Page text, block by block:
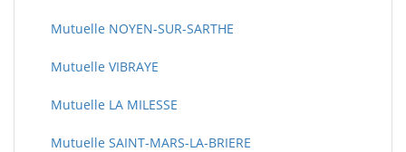
Mutuelle NOYEN-SUR-SARTHE
Mutuelle VIBRAYE
Mutuelle LA MILESSE
Mutuelle SAINT-MARS-LA-BRIERE